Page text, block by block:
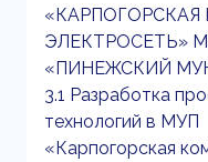
ЭЛЕКТРОСЕТЬ»
«ПИНЕЖСКИЙ
3.1 Разработка
технологий в МУП
«Карпогорская